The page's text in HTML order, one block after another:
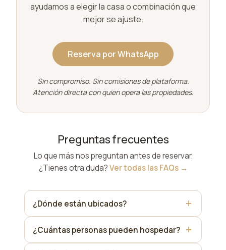
ayudamos a elegir la casa o combinación que
mejor se ajuste.
Reserva por WhatsApp
Sin compromiso. Sin comisiones de plataforma.
Atención directa con quien opera las propiedades.
Preguntas frecuentes
Lo que más nos preguntan antes de reservar.
¿Tienes otra duda?Ver todas las FAQs →
¿Dónde están ubicados?
¿Cuántas personas pueden hospedar?